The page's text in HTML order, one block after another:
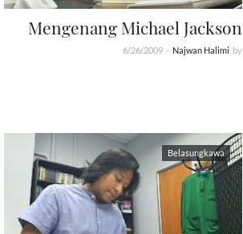
Mengenang Michael Jackson
by
Najwan Halimi
-
6/26/2009
Belasungkawa